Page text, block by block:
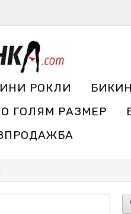
РОКЛИ
ГОЛЯМ РАЗМЕР